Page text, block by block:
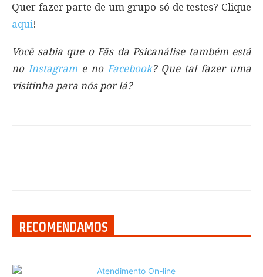
Quer fazer parte de um grupo só de testes? Clique
aqui!
Você sabia que o Fãs da Psicanálise também está
no Instagrame no Facebook? Que tal fazer uma
visitinha para nós por lá?
RECOMENDAMOS